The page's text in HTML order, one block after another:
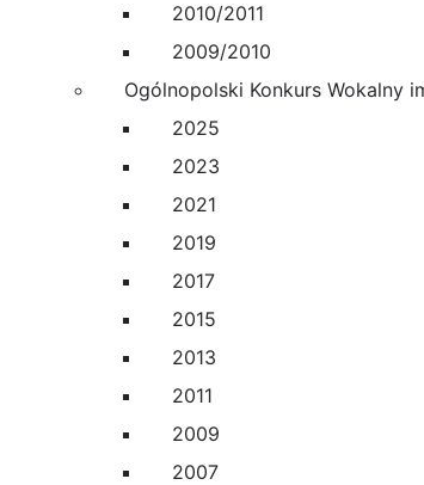
2010/2011
2009/2010
Ogólnopolski Konkurs Wokalny
2025
2023
2021
2019
2017
2015
2013
2011
2009
2007